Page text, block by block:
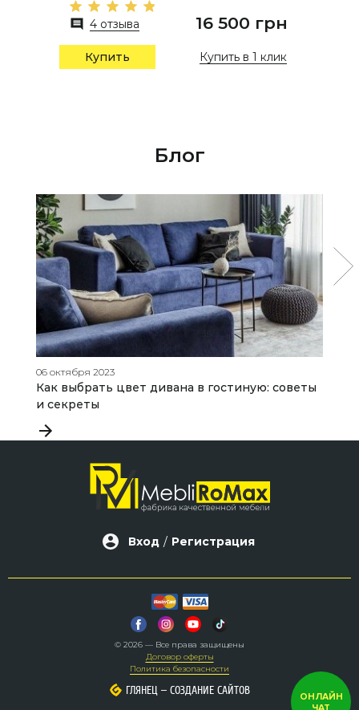
4 отзыва 16 500 грн
Купить Купить в 1 клик
Блог
06 октября 2023
Как выбрать цвет дивана в гостиную: советы
и секреты
Вход / Регистрация
© 2026 — Все права защищены
Договор оферты
Политика безопасности
ГЛЯНЕЦ– СОЗДАНИЕ САЙТОВ
ГЛЯНЕЦ– СОЗДАНИЕ САЙТОВ
ОНЛАЙН